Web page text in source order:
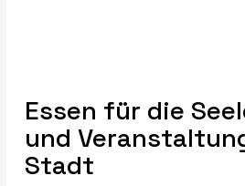
Essen für die
und
Stadt